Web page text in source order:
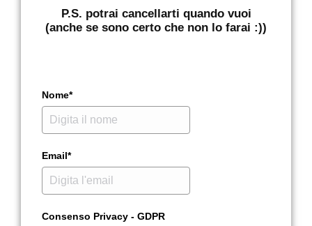
P.S. potrai cancellarti quando vuoi
(anche se sono certo che non lo farai :))
Nome*
Email*
Consenso Privacy - GDPR